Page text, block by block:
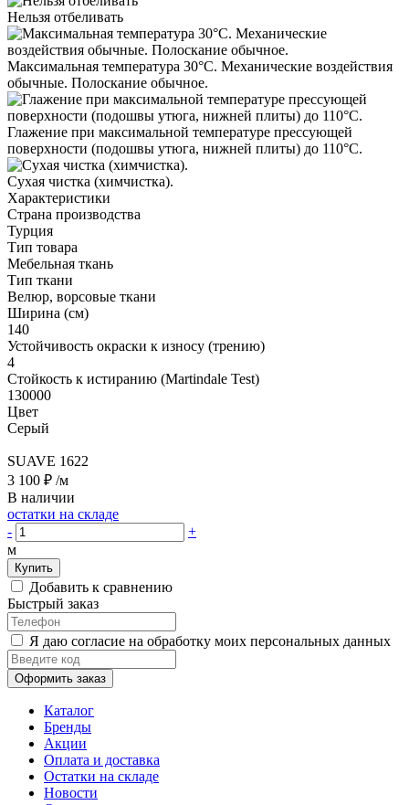
Нельзя отбеливать
Максимальная температура 30°С. Механические воздействия
обычные. Полоскание обычное.
Глажение при максимальной температуре прессующей
поверхности (подошвы утюга, нижней плиты) до 110°С.
Cухая чистка (химчистка).
Характеристики
Страна производства
Турция
Тип товара
Мебельная ткань
Тип ткани
Велюр, ворсовые ткани
Ширина (см)
140
Устойчивость окраски к износу (трению)
4
Стойкость к истиранию (Martindale Test)
130000
Цвет
Серый
SUAVE 1622
3 100 ₽ /м
В наличии
остатки на складе
-
+
м
Купить
Добавить к сравнению
Быстрый заказ
Я даю согласие на обработку моих персональных данных
Оформить заказ
Каталог
Бренды
Акции
Оплата и доставка
Остатки на складе
Новости